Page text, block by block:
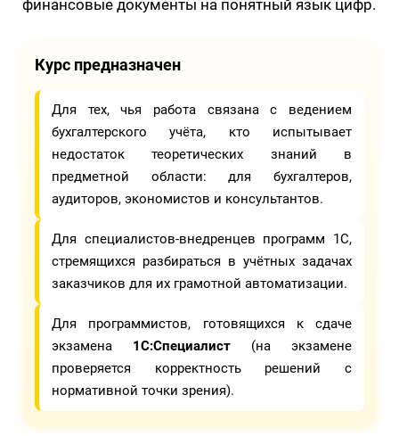
финансовые документы на понятный язык цифр.
Курс предназначен
Для тех, чья работа связана с ведением
бухгалтерского учёта, кто испытывает
недостаток теоретических знаний в
предметной области: для бухгалтеров,
аудиторов, экономистов и консультантов.
Для специалистов-внедренцев программ 1С,
стремящихся разбираться в учётных задачах
заказчиков для их грамотной автоматизации.
Для программистов, готовящихся к сдаче
экзамена 1С:Специалист (на экзамене
проверяется корректность решений с
нормативной точки зрения).